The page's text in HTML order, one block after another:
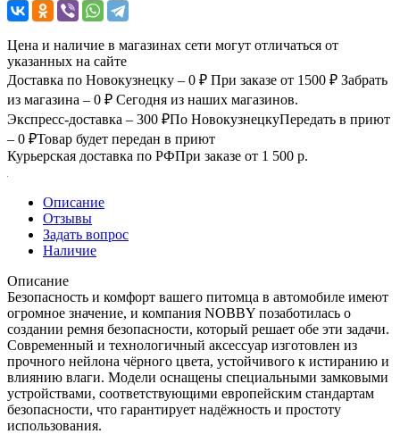
Цена и наличие в магазинах сети могут отличаться от
указанных на сайте
Доставка по Новокузнецку – 0 ₽ При заказе от 1500 ₽ Забрать
из магазина – 0 ₽ Сегодня из наших магазинов.
Экспресс-доставка – 300 ₽По НовокузнецкуПередать в приют
– 0 ₽Товар будет передан в приют
Курьерская доставка по РФПри заказе от 1 500 р.
Описание
Отзывы
Задать вопрос
Наличие
Описание
Безопасность и комфорт вашего питомца в автомобиле имеют
огромное значение, и компания NOBBY позаботилась о
создании ремня безопасности, который решает обе эти задачи.
Современный и технологичный аксессуар изготовлен из
прочного нейлона чёрного цвета, устойчивого к истиранию и
влиянию влаги. Модели оснащены специальными замковыми
устройствами, соответствующими европейским стандартам
безопасности, что гарантирует надёжность и простоту
использования.